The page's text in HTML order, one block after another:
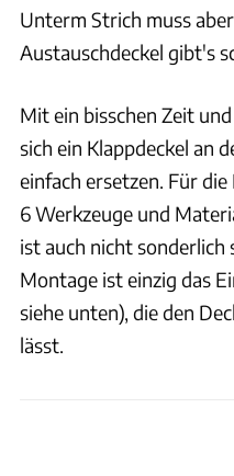
Unterm Strich muss
Austauschdeckel gibt's
Mit ein bisschen Zeit
sich ein Klappdeckel an
einfach ersetzen. Für
6 Werkzeuge und
ist auch nicht
Montage ist einzig das
siehe unten), die den
lässt.